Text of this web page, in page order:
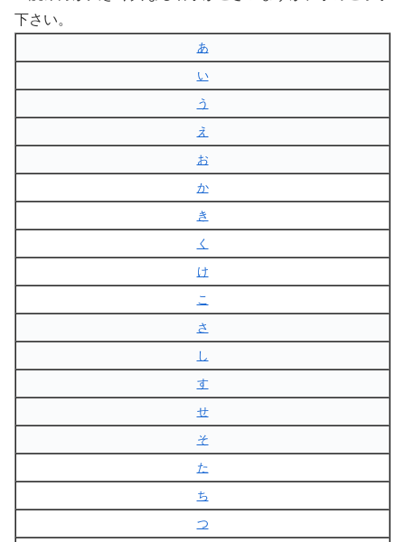
下さい。
あ
い
う
え
お
か
き
く
け
こ
さ
し
す
せ
そ
た
ち
つ